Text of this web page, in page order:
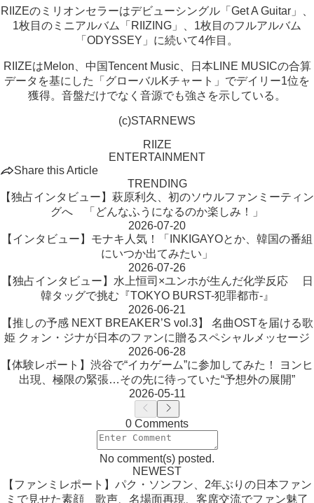
RIIZEのミリオンセラーはデビューシングル「Get A Guitar」、
1枚目のミニアルバム「RIIZING」、1枚目のフルアルバム
「ODYSSEY」に続いて4作目。
RIIZEはMelon、中国Tencent Music、日本LINE MUSICの合算
データを基にした「グローバルKチャート」でデイリー1位を
獲得。音盤だけでなく音源でも強さを示している。
(c)STARNEWS
RIIZE
ENTERTAINMENT
Share this Article
TRENDING
【独占インタビュー】萩原利久、初のソウルファンミーティン
グへ 「どんなふうになるのか楽しみ！」
2026-07-20
【インタビュー】モナキ人気！「INKIGAYOとか、韓国の番組
にいつか出てみたい」
2026-07-26
【独占インタビュー】水上恒司×ユンホが生んだ化学反応 日
韓タッグで挑む『TOKYO BURST-犯罪都市-』
2026-06-21
【推しの予感 NEXT BREAKER’S vol.3】 名曲OSTを届ける歌
姫 クォン・ジナが日本のファンに贈るスペシャルメッセージ
2026-06-28
【体験レポート】渋谷で“イカゲーム”に参加してみた！ ヨンヒ
出現、極限の緊張…その先に待っていた“予想外の展開”
2026-05-11
0 Comments
No comment(s) posted.
NEWEST
【ファンミレポート】パク・ソンフン、2年ぶりの日本ファン
ミで見せた素顔 歌声、名場面再現、客席交流でファン魅了